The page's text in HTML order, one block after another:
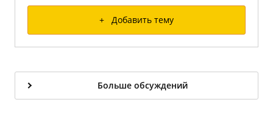
+ Добавить тему
Больше обсуждений